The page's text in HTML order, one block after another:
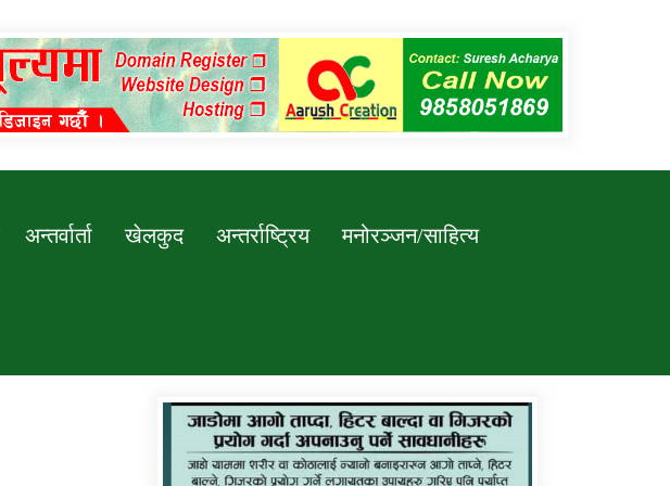
अन्तर्वार्ता खेलकुद अन्तर्राष्ट्रिय मनोरञ्जन/साहित्य
कर्णाली प्रविधि शिक्षालय जुम्लाको सुचना